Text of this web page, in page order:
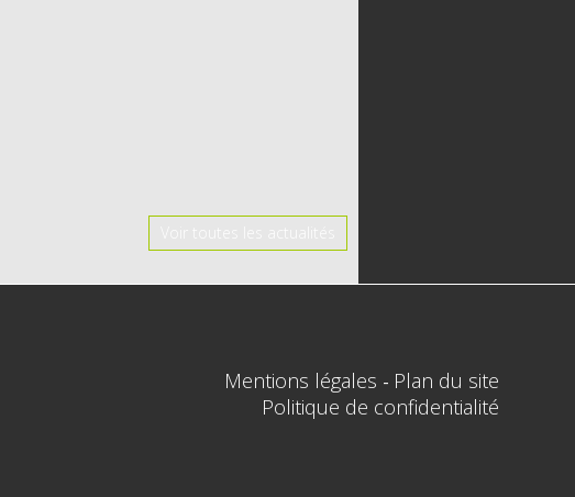
Mentions légales - Plan du site
Politique de confidentialité